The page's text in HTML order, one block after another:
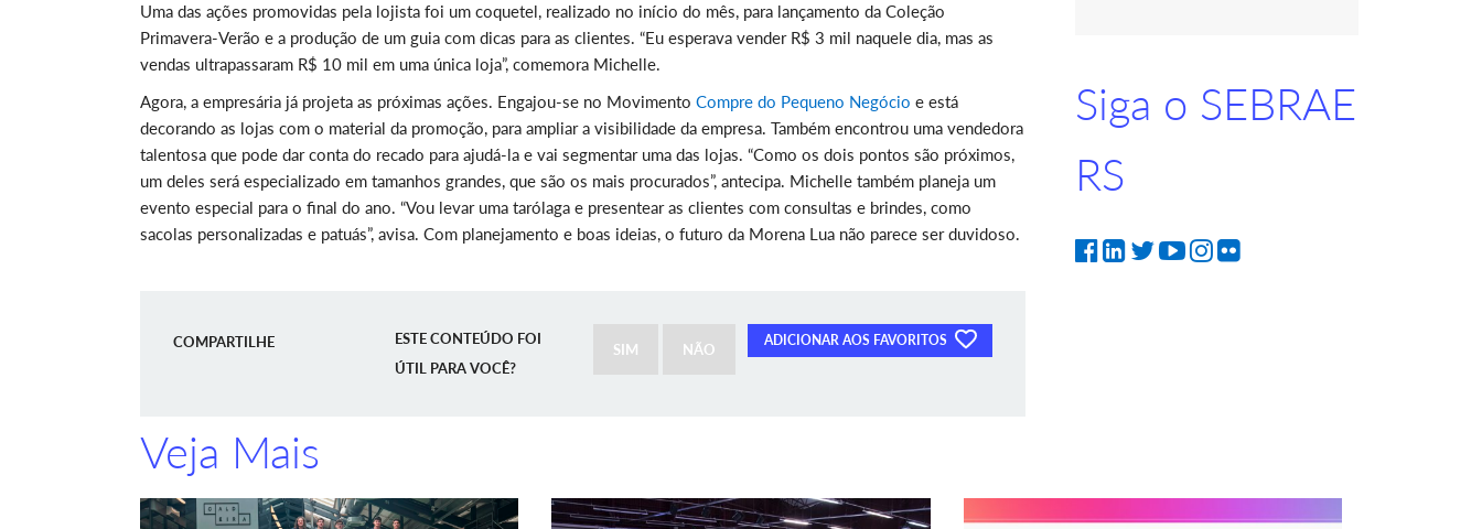
Uma das ações promovidas pela lojista foi um coquetel, realizado no início do mês, para lançamento da Coleção
Primavera-Verão e a produção de um guia com dicas para as clientes. “Eu esperava vender R$ 3 mil naquele dia, mas as
vendas ultrapassaram R$ 10 mil em uma única loja”, comemora Michelle.
Agora, a empresária já projeta as próximas ações. Engajou-se no Movimento Compre do Pequeno Negócio e está
decorando as lojas com o material da promoção, para ampliar a visibilidade da empresa. Também encontrou uma vendedora
talentosa que pode dar conta do recado para ajudá-la e vai segmentar uma das lojas. “Como os dois pontos são próximos,
um deles será especializado em tamanhos grandes, que são os mais procurados”, antecipa. Michelle também planeja um
evento especial para o final do ano. “Vou levar uma tarólaga e presentear as clientes com consultas e brindes, como
sacolas personalizadas e patuás”, avisa. Com planejamento e boas ideias, o futuro da Morena Lua não parece ser duvidoso.
COMPARTILHE ADICIONAR AOS FAVORITOS
ESTE CONTEÚDO FOI
ÚTIL PARA VOCÊ?
SIM NÃO
Siga o SEBRAE
RS
Veja Mais